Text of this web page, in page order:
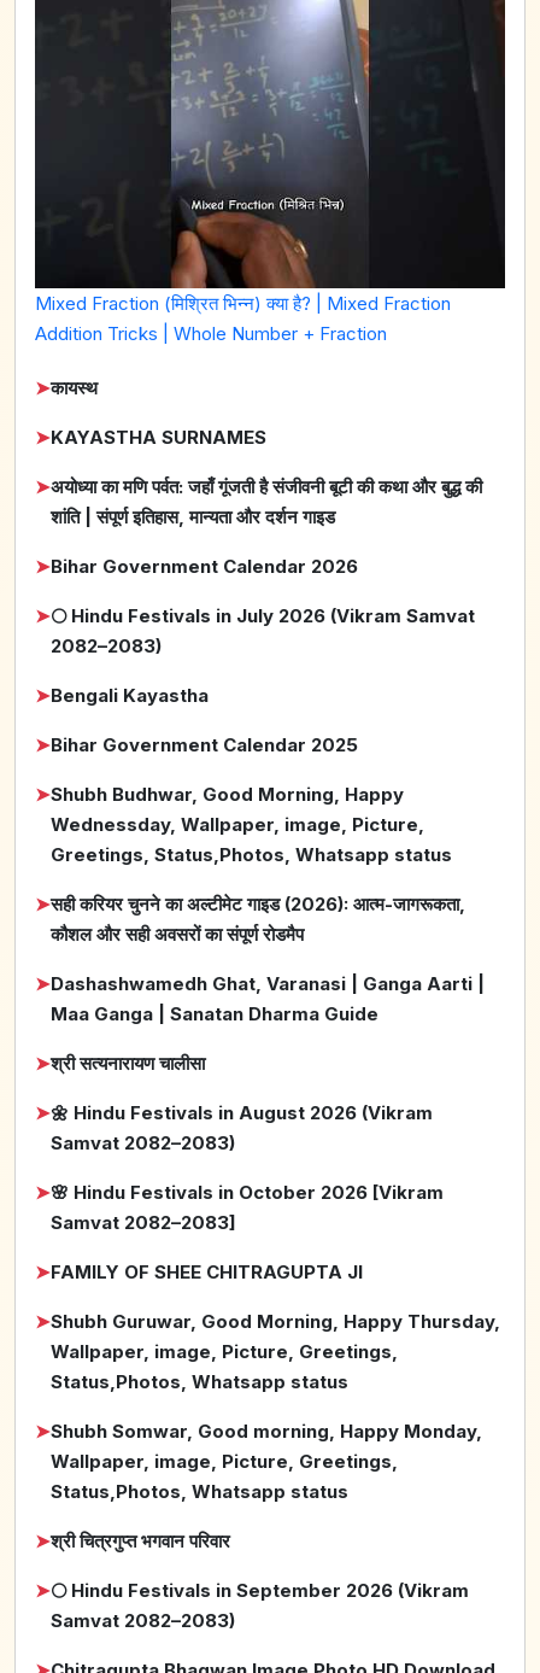
Mixed Fraction (मिश्रित भिन्न) क्या है? | Mixed Fraction
Addition Tricks | Whole Number + Fraction
➤कायस्थ
➤KAYASTHA SURNAMES
➤अयोध्या का मणि पर्वत: जहाँ गूंजती है संजीवनी बूटी की कथा और बुद्ध की
शांति | संपूर्ण इतिहास, मान्यता और दर्शन गाइड
➤Bihar Government Calendar 2026
➤🌕 Hindu Festivals in July 2026 (Vikram Samvat
2082–2083)
➤Bengali Kayastha
➤Bihar Government Calendar 2025
➤Shubh Budhwar, Good Morning, Happy
Wednessday, Wallpaper, image, Picture,
Greetings, Status,Photos, Whatsapp status
➤सही करियर चुनने का अल्टीमेट गाइड (2026): आत्म-जागरूकता,
कौशल और सही अवसरों का संपूर्ण रोडमैप
➤Dashashwamedh Ghat, Varanasi | Ganga Aarti |
Maa Ganga | Sanatan Dharma Guide
➤श्री सत्यनारायण चालीसा
➤🌼 Hindu Festivals in August 2026 (Vikram
Samvat 2082–2083)
➤🌸 Hindu Festivals in October 2026 [Vikram
Samvat 2082–2083]
➤FAMILY OF SHEE CHITRAGUPTA JI
➤Shubh Guruwar, Good Morning, Happy Thursday,
Wallpaper, image, Picture, Greetings,
Status,Photos, Whatsapp status
➤Shubh Somwar, Good morning, Happy Monday,
Wallpaper, image, Picture, Greetings,
Status,Photos, Whatsapp status
➤श्री चित्रगुप्त भगवान परिवार
➤🌕 Hindu Festivals in September 2026 (Vikram
Samvat 2082–2083)